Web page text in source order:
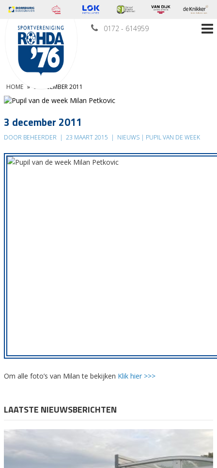
0172 - 614959
HOME » 3 DECEMBER 2011
3 december 2011
DOOR BEHEERDER | 23 MAART 2015 | NIEUWS | PUPIL VAN DE WEEK
Om alle foto’s van Milan te bekijken Klik hier >>>
LAATSTE NIEUWSBERICHTEN